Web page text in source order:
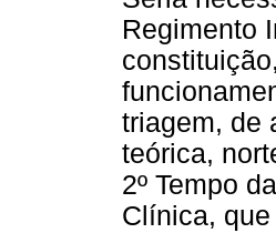
Regimento
triagem, de
teórica,
2º Tempo
Clínica,